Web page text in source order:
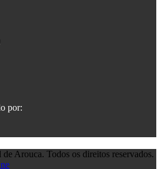
Arouca. Todos os direitos reservados.